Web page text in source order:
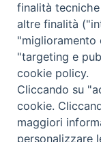
finalità
altre finalità
"miglioramento
"targeting e
cookie policy.
Cliccando su
cookie.
maggiori
personalizzare